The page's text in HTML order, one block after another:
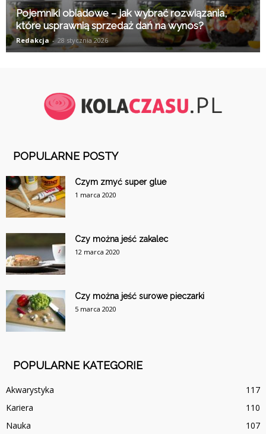
Pojemniki obiadowe – jak wybrać rozwiązania,
które usprawnią sprzedaż dań na wynos?
Redakcja - 28 stycznia 2026
POPULARNE POSTY
Czym zmyć super glue
1 marca 2020
Czy można jeść zakalec
12 marca 2020
Czy można jeść surowe pieczarki
5 marca 2020
POPULARNE KATEGORIE
Akwarystyka
117
Kariera
110
Nauka
107